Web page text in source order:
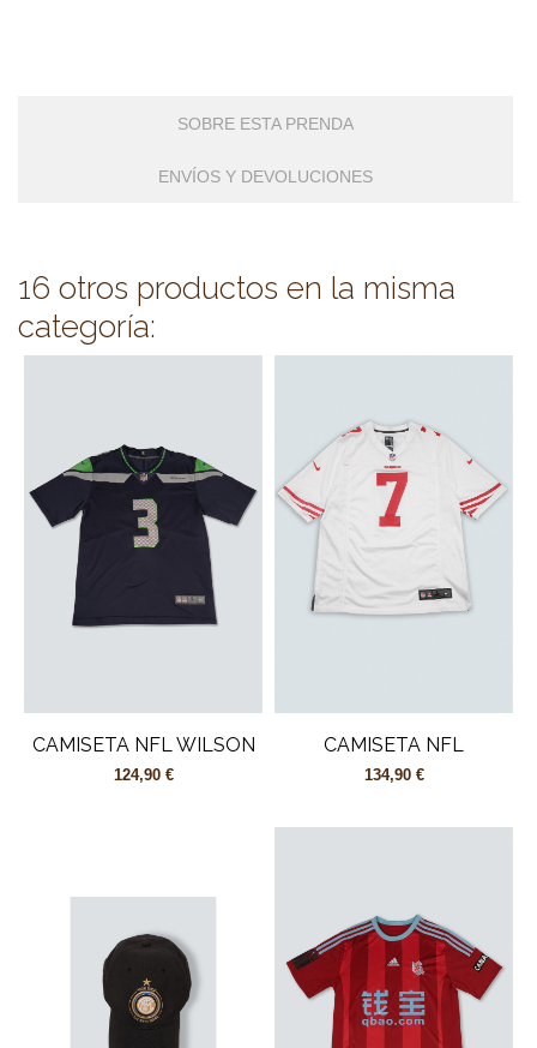
SOBRE ESTA PRENDA
ENVÍOS Y DEVOLUCIONES
16 otros productos en la misma
categoría:
CAMISETA NFL WILSON
124,90 €
CAMISETA NFL
134,90 €